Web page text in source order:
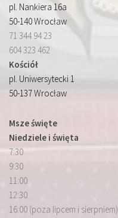
pl. Nankiera 16a
50-140 Wrocław
71 344 94 23
604 323 462
Kościół
pl. Uniwersytecki 1
50-137 Wrocław
Msze święte
Niedziele i święta
7:30
9:30
11:00
12:30
16:00 (poza lipcem i sierpniem)